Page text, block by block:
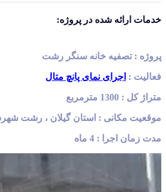
خدمات ارائه شده در پروژه:
پروژه : تصفیه خانه سنگر رشت
فعالیت : اجرای نمای پانچ متال
متراژ کل : 1300 مترمربع
موقعیت مکانی : استان گیلان ، رشت
مدت زمان اجرا : 4 ماه